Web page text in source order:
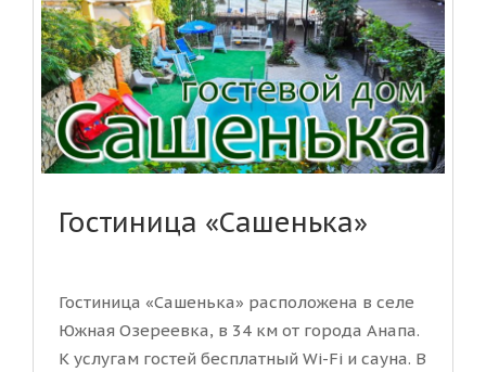
Гостиница «Сашенька»
Гостиница «Сашенька» расположена в селе
Южная Озереевка, в 34 км от города Анапа.
К услугам гостей бесплатный Wi-Fi и сауна. В